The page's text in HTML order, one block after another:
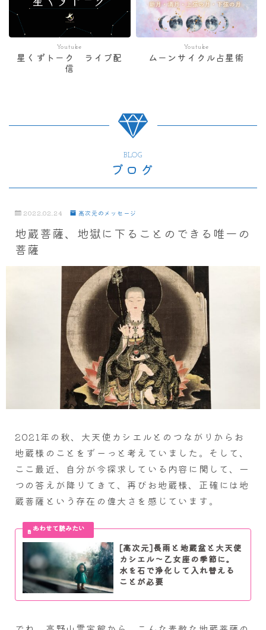
Youtube
星くずトーク ライブ配
信
Youtube
ムーンサイクル占星術
BLOG
ブログ
2022.02.24 高次元のメッセージ
地蔵菩薩、地獄に下ることのできる唯一の
菩薩
2021年の秋、大天使カシエルとのつながりからお
地蔵様のことをずーっと考えていました。そして、
ここ最近、自分が今探求している内容に関して、一
つの答えが降りてきて、再びお地蔵様、正確には地
蔵菩薩という存在の偉大さを感じています。
[高次元]長雨と地蔵盆と大天使
カシエル～乙女座の季節に。
水を石で浄化して入れ替える
ことが必要